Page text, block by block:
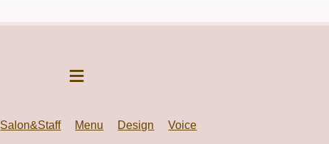
Salon&Staff Menu Design Voice